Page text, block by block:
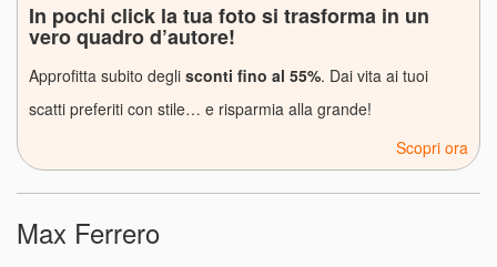
In pochi click la tua foto si trasforma in un
vero quadro d’autore!
Approfitta subito degli sconti fino al 55%. Dai vita ai tuoi
scatti preferiti con stile… e risparmia alla grande!
Scopri ora
Max Ferrero